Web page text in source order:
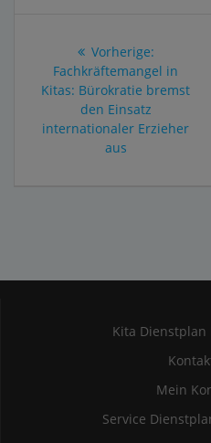
Vorherige:Vorheriger
Beitrag:
Fachkräftemangel in
Kitas: Bürokratie bremst
den Einsatz
internationaler Erzieher
aus
Kita Dienstplan
Mein
Service